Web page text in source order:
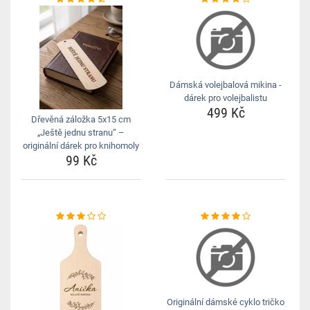
Dřevěná záložka 5x15 cm
„Ještě jednu stranu“ –
originální dárek pro knihomoly
99 Kč
Dámská volejbalová mikina -
dárek pro volejbalistu
499 Kč
Originální dámské cyklo tričko